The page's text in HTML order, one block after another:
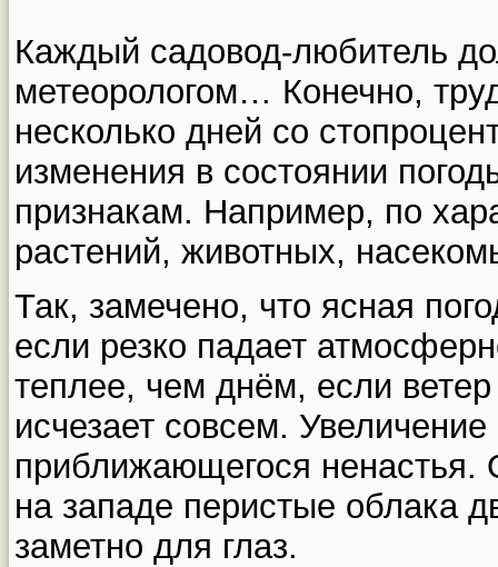
Каждый садовод-любитель
метеорологом… Конечно,
несколько дней со
изменения в состоянии
признакам. Например, по
растений, животных,
Так, замечено, что ясная
если резко падает
теплее, чем днём, если
исчезает совсем.
приближающегося
на западе перистые облака
заметно для глаз.